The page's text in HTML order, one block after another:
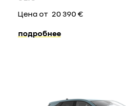
Цена от 20 390 €
подробнее